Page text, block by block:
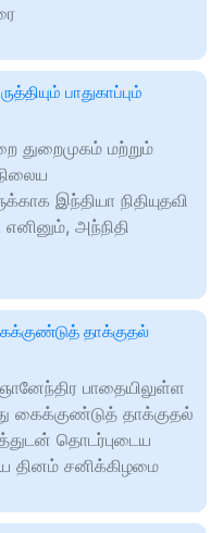
பாதுகாப்பும்
துறைமுகம் மற்றும்
இந்தியா நிதியுதவி
அந்நிதி
தாக்குதல்
பாதையிலுள்ள
கைக்குண்டுத் தாக்குதல்
தொடர்புடைய
தினம் சனிக்கிழமை